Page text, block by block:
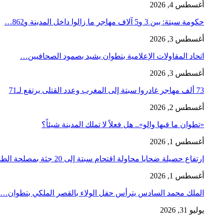
أغسطس 4, 2026
حكومة سبتة: بين 3 و5 آلاف مهاجر ما زالوا داخل المدينة و862…
أغسطس 3, 2026
اتحاد المقاولات الإعلامية بتطوان يشيد بصمود الصحافيين…
أغسطس 3, 2026
73 ألف مهاجر غادروا سبتة إلى المغرب وعدد القتلى يرتفع لـ71
أغسطس 2, 2026
«تطوان ما فيها والو».. هل فعلاً لا تملك المدينة شيئاً؟
أغسطس 1, 2026
ارتفاع حصيلة ضحايا محاولة اقتحام سبتة إلى 20 جثة بمصلحة الطب…
أغسطس 1, 2026
الملك محمد السادس يترأس حفل الولاء بالقصر الملكي بتطوان…
يوليو 31, 2026